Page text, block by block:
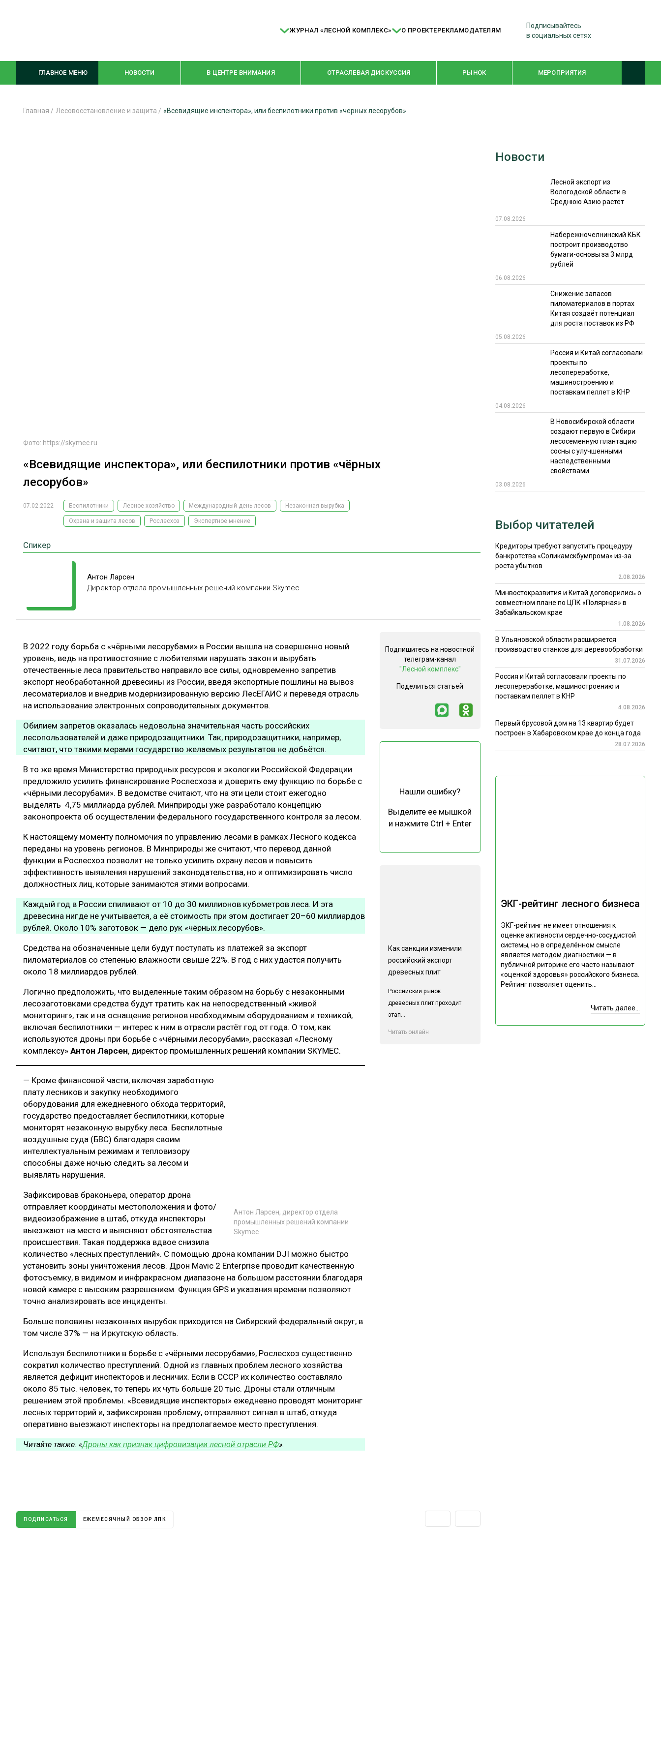
ЖУРНАЛ «ЛЕСНОЙ КОМПЛЕКС» О ПРОЕКТЕРЕКЛАМОДАТЕЛЯМ
Подписывайтесь
в социальных сетях
ГЛАВНОЕ МЕНЮ НОВОСТИ В ЦЕНТРЕ ВНИМАНИЯ ОТРАСЛЕВАЯ ДИСКУССИЯ РЫНОК МЕРОПРИЯТИЯ
РУБРИКИ
WOODEX-2021
СУШКА ДРЕВЕСИНЫ
ИТОГИ МЕРОПРИЯТИЙ
Главная / Лесовосстановление и защита / «Всевидящие инспектора», или беспилотники против «чёрных лесорубов»
Фото: https://skymec.ru
«Всевидящие инспектора», или беспилотники против «чёрных
лесорубов»
07.02.2022 Беспилотники Лесное хозяйство Международный день лесов Незаконная вырубка
Охрана и защита лесов Рослесхоз Экспертное мнение
Спикер
Антон Ларсен
Директор отдела промышленных решений компании Skymec
В 2022 году борьба с «чёрными лесорубами» в России вышла на совершенно новый
уровень, ведь на противостояние с любителями нарушать закон и вырубать
отечественные леса правительство направило все силы, одновременно запретив
экспорт необработанной древесины из России, введя экспортные пошлины на вывоз
лесоматериалов и внедрив модернизированную версию ЛесЕГАИС и переведя отрасль
на использование электронных сопроводительных документов.
Обилием запретов оказалась недовольна значительная часть российских
лесопользователей и даже природозащитники. Так, природозащитники, например,
считают, что такими мерами государство желаемых результатов не добьётся.
В то же время Министерство природных ресурсов и экологии Российской Федерации
предложило усилить финансирование Рослесхоза и доверить ему функцию по борьбе с
«чёрными лесорубами». В ведомстве считают, что на эти цели стоит ежегодно
выделять 4,75 миллиарда рублей. Минприроды уже разработало концепцию
законопроекта об осуществлении федерального государственного контроля за лесом.
К настоящему моменту полномочия по управлению лесами в рамках Лесного кодекса
переданы на уровень регионов. В Минприроды же считают, что перевод данной
функции в Рослесхоз позволит не только усилить охрану лесов и повысить
эффективность выявления нарушений законодательства, но и оптимизировать число
должностных лиц, которые занимаются этими вопросами.
Каждый год в России спиливают от 10 до 30 миллионов кубометров леса. И эта
древесина нигде не учитывается, а её стоимость при этом достигает 20–60 миллиардов
рублей. Около 10% заготовок — дело рук «чёрных лесорубов».
Средства на обозначенные цели будут поступать из платежей за экспорт
пиломатериалов со степенью влажности свыше 22%. В год с них удастся получить
около 18 миллиардов рублей.
Логично предположить, что выделенные таким образом на борьбу с незаконными
лесозаготовками средства будут тратить как на непосредственный «живой
мониторинг», так и на оснащение регионов необходимым оборудованием и техникой,
включая беспилотники — интерес к ним в отрасли растёт год от года. О том, как
используются дроны при борьбе с «чёрными лесорубами», рассказал «Лесному
комплексу» Антон Ларсен, директор промышленных решений компании SKYMEC.
Антон Ларсен, директор отдела
промышленных решений компании
Skymec
— Кроме финансовой части, включая заработную
плату лесников и закупку необходимого
оборудования для ежедневного обхода территорий,
государство предоставляет беспилотники, которые
мониторят незаконную вырубку леса. Беспилотные
воздушные суда (БВС) благодаря своим
интеллектуальным режимам и тепловизору
способны даже ночью следить за лесом и
выявлять нарушения.
Зафиксировав браконьера, оператор дрона
отправляет координаты местоположения и фото/
видеоизображение в штаб, откуда инспекторы
выезжают на место и выясняют обстоятельства
происшествия. Такая поддержка вдвое снизила
количество «лесных преступлений». С помощью дрона компании DJI можно быстро
установить зоны уничтожения лесов. Дрон Mavic 2 Enterprise проводит качественную
фотосъемку, в видимом и инфракрасном диапазоне на большом расстоянии благодаря
новой камере с высоким разрешением. Функция GPS и указания времени позволяют
точно анализировать все инциденты.
Больше половины незаконных вырубок приходится на Сибирский федеральный округ, в
том числе 37% — на Иркутскую область.
Используя беспилотники в борьбе с «чёрными лесорубами», Рослесхоз существенно
сократил количество преступлений. Одной из главных проблем лесного хозяйства
является дефицит инспекторов и лесничих. Если в СССР их количество составляло
около 85 тыс. человек, то теперь их чуть больше 20 тыс. Дроны стали отличным
решением этой проблемы. «Всевидящие инспекторы» ежедневно проводят мониторинг
лесных территорий и, зафиксировав проблему, отправляют сигнал в штаб, откуда
оперативно выезжают инспекторы на предполагаемое место преступления.
Читайте также: «Дроны как признак цифровизации лесной отрасли РФ».
Подпишитесь на новостной
телеграм-канал
"Лесной комплекс"
Поделиться статьей
Нашли ошибку?
Выделите ее мышкой
и нажмите Ctrl + Enter
Как санкции изменили
российский экспорт
древесных плит
Российский рынок
древесных плит проходит
этап...
Читать онлайн
Новости
Лесной экспорт из
Вологодской области в
Среднюю Азию растёт
07.08.2026
Набережночелнинский КБК
построит производство
бумаги-основы за 3 млрд
рублей
06.08.2026
Снижение запасов
пиломатериалов в портах
Китая создаёт потенциал
для роста поставок из РФ
05.08.2026
Россия и Китай согласовали
проекты по
лесопереработке,
машиностроению и
поставкам пеллет в КНР
04.08.2026
В Новосибирской области
создают первую в Сибири
лесосеменную плантацию
сосны с улучшенными
наследственными
свойствами
03.08.2026
ЭКГ-рейтинг лесного бизнеса
ЭКГ-рейтинг не имеет отношения к
оценке активности сердечно-сосудистой
системы, но в определённом смысле
является методом диагностики — в
публичной риторике его часто называют
«оценкой здоровья» российского бизнеса.
Рейтинг позволяет оценить...
Читать далее...
ПОДПИСАТЬСЯ ЕЖЕМЕСЯЧНЫЙ ОБЗОР ЛПК
Выбор читателей
Кредиторы требуют запустить процедуру
банкротства «Соликамскбумпрома» из-за
роста убытков
2.08.2026
Минвостокразвития и Китай договорились о
совместном плане по ЦПК «Полярная» в
Забайкальском крае
1.08.2026
В Ульяновской области расширяется
производство станков для деревообработки
31.07.2026
Россия и Китай согласовали проекты по
лесопереработке, машиностроению и
поставкам пеллет в КНР
4.08.2026
Первый брусовой дом на 13 квартир будет
построен в Хабаровском крае до конца года
28.07.2026